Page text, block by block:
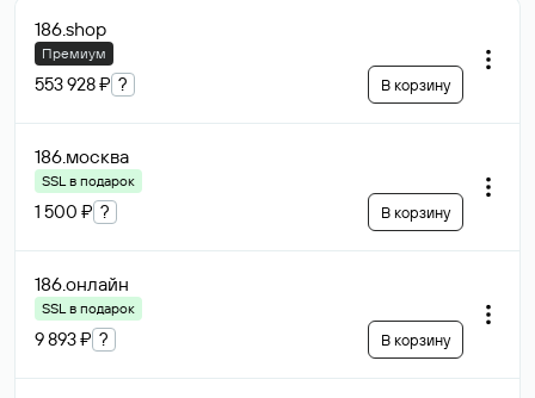
186.shop
Премиум
553 928 ₽ ? В корзину
186.москва
SSL в подарок
1 500 ₽ ? В корзину
186.онлайн
SSL в подарок
9 893 ₽ ? В корзину